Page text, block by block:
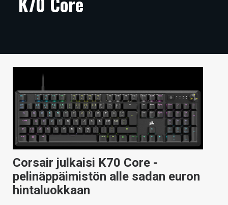
ARTIKKELIT
TECHBBS
HINTA.FI
KAUPPA
VAIHDA TEEMA
HAKU
Corsair julkaisi K70 Core -
pelinäppäimistön alle sadan euron
hintaluokkaan